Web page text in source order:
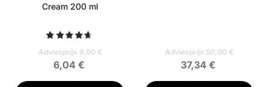
Cream 200 ml
Adviesprijs 9,50 €
6,04 €
Adviesprijs 50,00 €
37,34 €